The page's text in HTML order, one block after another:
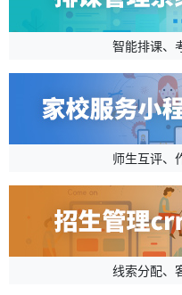
智能排课、
师生互评、
线索分配、